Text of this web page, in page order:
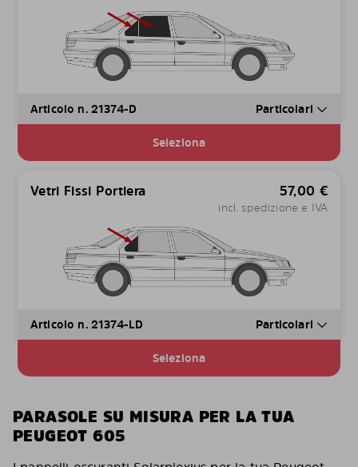
Articolo n. 21374-D Particolari
Seleziona
Vetri Fissi Portiera 57,00 €
incl. spedizione e IVA
Articolo n. 21374-LD Particolari
Seleziona
PARASOLE SU MISURA PER LA TUA
PEUGEOT 605